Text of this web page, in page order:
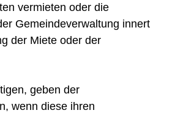
vermieten oder die
Gemeindeverwaltung innert
der Miete oder der
geben der
wenn diese ihren